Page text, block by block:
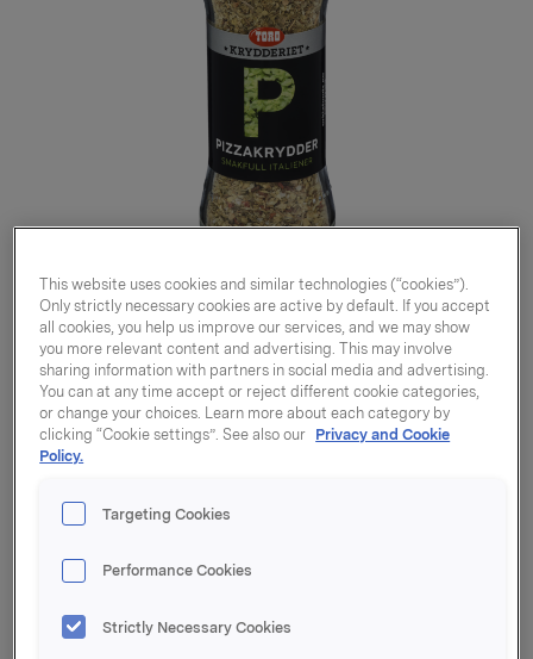
Pizzakrydder 25g
TORO Krydderiet Pizzakrydder er glimrende til
pizza og ostesmørbrød, men også velegnet til
pastaretter. Pizzakrydder har en deilig smak av
blant annet oregano, paprika, basilikum og
timian. Lett å like, lett å lage.
This website uses cookies and similar technologies (“cookies”).
Only strictly necessary cookies are active by default. If you accept
all cookies, you help us improve our services, and we may show
you more relevant content and advertising. This may involve
sharing information with partners in social media and advertising.
You can at any time accept or reject different cookie categories,
or change your choices. Learn more about each category by
clicking “Cookie settings”. See also our Privacy and Cookie
Policy.
Targeting Cookies
Performance Cookies
Strictly Necessary Cookies